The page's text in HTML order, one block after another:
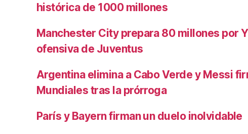
histórica de 1000 millones
Manchester City prepara 80 millones por
ofensiva de Juventus
Argentina elimina a Cabo Verde y Messi
Mundiales tras la prórroga
París y Bayern firman un duelo inolvidable